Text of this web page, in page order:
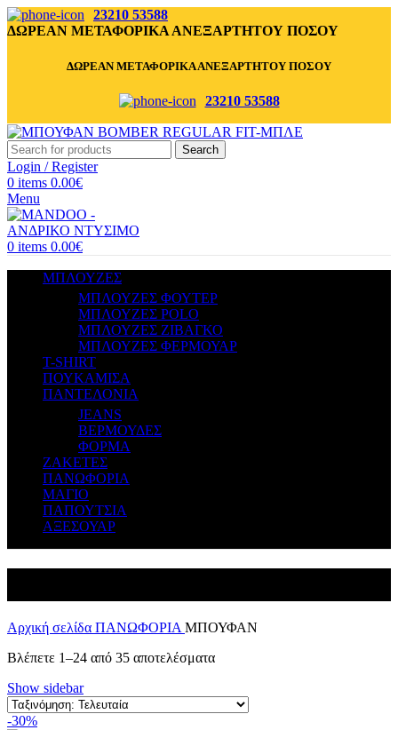
23210 53588
ΔΩΡΕΑΝ ΜΕΤΑΦΟΡΙΚΑ ΑΝΕΞΑΡΤΗΤΟΥ ΠΟΣΟΥ
ΔΩΡΕΑΝ ΜΕΤΑΦΟΡΙΚΑ ΑΝΕΞΑΡΤΗΤΟΥ ΠΟΣΟΥ
23210 53588
Search
Login / Register
0 items 0.00€
Menu
0 items 0.00€
ΜΠΛΟΥΖΕΣ
ΜΠΛΟΥΖΕΣ ΦΟΥΤΕΡ
ΜΠΛΟΥΖΕΣ POLO
ΜΠΛΟΥΖΕΣ ΖΙΒΑΓΚΟ
ΜΠΛΟΥΖΕΣ ΦΕΡΜΟΥΑΡ
T-SHIRT
ΠΟΥΚΑΜΙΣΑ
ΠΑΝΤΕΛΟΝΙΑ
JEANS
ΒΕΡΜΟΥΔΕΣ
ΦΟΡΜΑ
ΖΑΚΕΤΕΣ
ΠΑΝΩΦΟΡΙΑ
ΜΑΓΙΟ
ΠΑΠΟΥΤΣΙΑ
ΑΞΕΣΟΥΑΡ
Αρχική σελίδα ΠΑΝΩΦΟΡΙΑΜΠΟΥΦΑΝ
Βλέπετε 1–24 από 35 αποτελέσματα
Show sidebar
-30%